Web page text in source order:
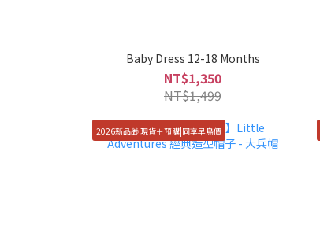
Baby Dress 12-18 Months
NT$1,350
NT$1,499
2026新品🎁 現貨＋預購|同享早鳥價